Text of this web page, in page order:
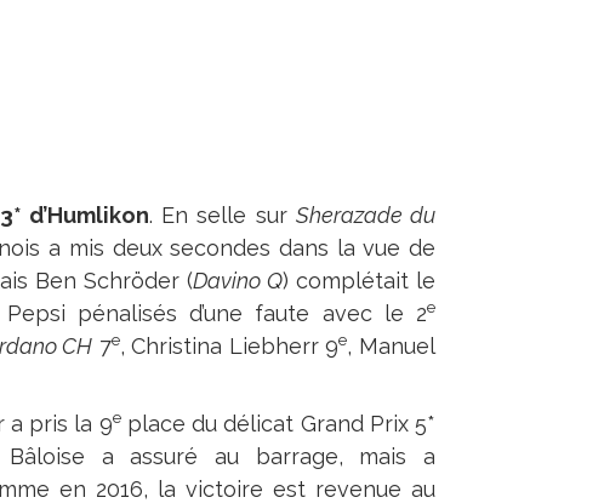
d’Humlikon. En selle sur Sherazade du
a mis deux secondes dans la vue de
Ben Schröder (Davino Q) complétait le
pénalisés d’une faute avec le 2e
CH 7e, Christina Liebherr 9e, Manuel
a pris la 9eplace du délicat Grand Prix 5*
a assuré au barrage, mais a
en 2016, la victoire est revenue au